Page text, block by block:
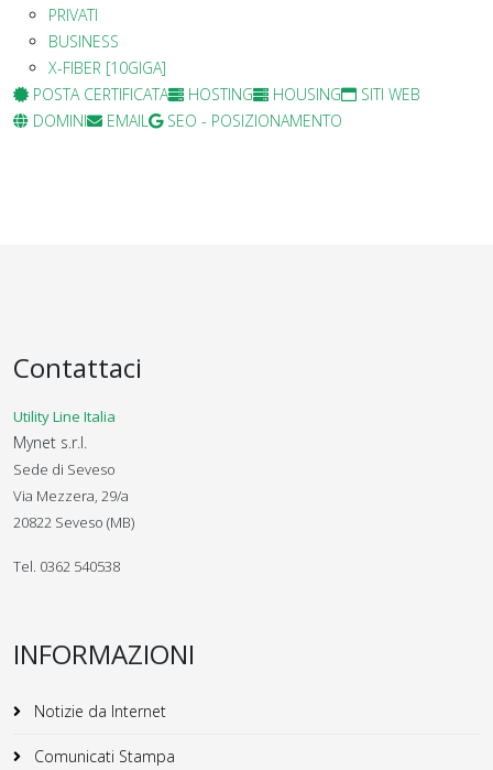
PRIVATI
BUSINESS
X-FIBER [10GIGA]
POSTA CERTIFICATA HOSTING HOUSING
SITI WEB
DOMINI
EMAIL SEO - POSIZIONAMENTO
Contattaci
Utility Line Italia
Mynet s.r.l.
Sede di Seveso
Via Mezzera, 29/a
20822 Seveso (MB)
Tel. 0362 540538
INFORMAZIONI
Notizie da Internet
Comunicati Stampa